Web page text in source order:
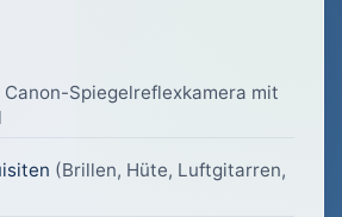
Spiegelreflexkamera mit
(Brillen, Hüte, Luftgitarren,